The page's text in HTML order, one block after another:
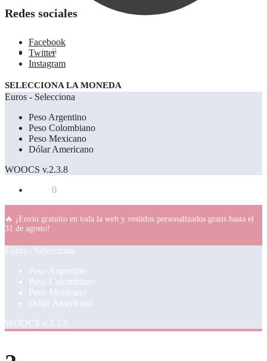
0.00€ 0
Redes sociales
Facebook
Twitter
Instagram
SELECCIONA LA MONEDA
Euros - Selecciona
Peso Argentino
Peso Colombiano
Peso Mexicano
Dólar Americano
WOOCS v.2.3.8
0
🔥 ¡Envío gratuito en toda la web y vestidos personalizados gratis hasta el
31 de agosto!
Euros - Selecciona
Peso Argentino
Peso Colombiano
Peso Mexicano
Dólar Americano
WOOCS v.2.3.8